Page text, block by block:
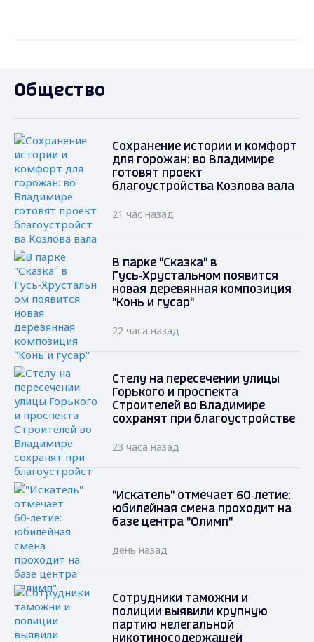
Общество
Сохранение истории и комфорт
для горожан: во Владимире
готовят проект
благоустройства Козлова вала
21 час назад
В парке "Сказка" в
Гусь‑Хрустальном появится
новая деревянная композиция
"Конь и гусар"
22 часа назад
Стелу на пересечении улицы
Горького и проспекта
Строителей во Владимире
сохранят при благоустройстве
23 часа назад
"Искатель" отмечает 60‑летие:
юбилейная смена проходит на
базе центра "Олимп"
день назад
Сотрудники таможни и
полиции выявили крупную
партию нелегальной
никотиносодержащей